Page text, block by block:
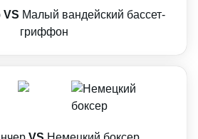
VS Малый вандейский бассет-
гриффон